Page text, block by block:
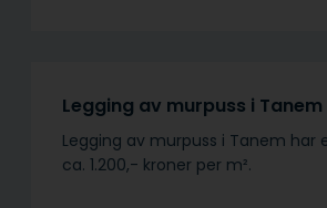
Legging av murpuss i Tanem
Legging av murpuss i Tanem har
ca. 1.200,- kroner per m².